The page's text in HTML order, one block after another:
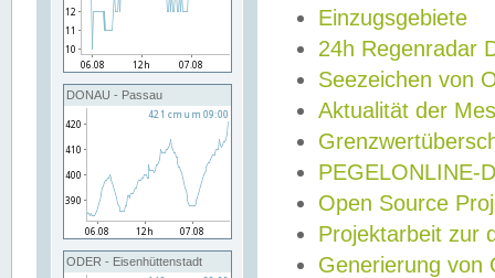
DONAU - Passau
ODER - Eisenhüttenstadt
Einzugsgebiete
24h Regenradar
Seezeichen von
Aktualität der
PEGELONLINE-
Open Source
Projektarbeit zur
Generierung von